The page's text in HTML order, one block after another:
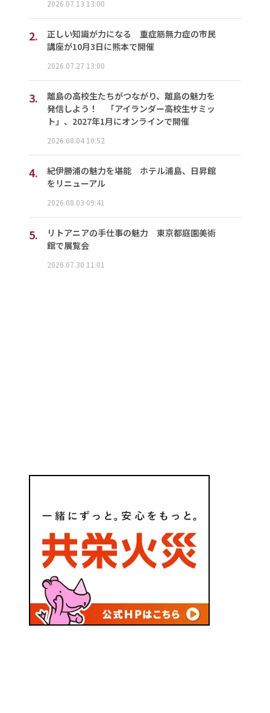
2026.07.13 13:00
2.
正しい知識が力になる 重症筋無力症の市民
講座が10月3日に熊本で開催
2026.07.27 13:00
3.
離島の高校生たちがつながり、離島の魅力を
発信しよう！ 「アイランダー高校生サミッ
ト」、2027年1月にオンラインで開催
2026.08.04 10:52
4.
紀伊勝浦の魅力を堪能 ホテル浦島、日昇館
をリニューアル
2026.08.03 09:41
5.
リトアニアの手仕事の魅力 東京都庭園美術
館で展覧会
2026.07.30 11:01